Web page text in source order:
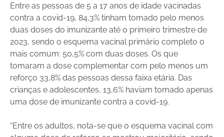
Entre as pessoas de 5 a 17 anos de idade vacinadas
contra a covid-19, 84,3% tinham tomado pelo menos
duas doses do imunizante até o primeiro trimestre de
2023, sendo o esquema vacinal primário completo o
mais comum: 50,5% com duas doses. Os que
tomaram a dose complementar com pelo menos um
reforço 33,8% das pessoas dessa faixa etária. Das
crianças e adolescentes, 13,6% haviam tomado apenas
uma dose de imunizante contra a covid-19.
“Entre os adultos, nota-se que o esquema vacinal com